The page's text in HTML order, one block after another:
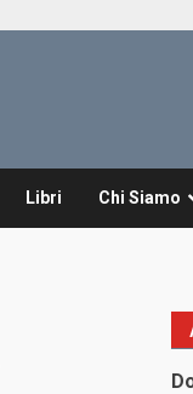
Libri Chi Siamo